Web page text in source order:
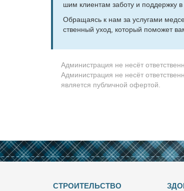
шим кли­ен­там за­бо­ту и под­держ­ку в
Об­ра­ща­ясь к нам за услу­га­ми
ствен­ный уход, ко­то­рый по­мо­жет
Администрация не несёт
Администрация не несёт
является публичной офертой.
СТРОИТЕЛЬСТВО